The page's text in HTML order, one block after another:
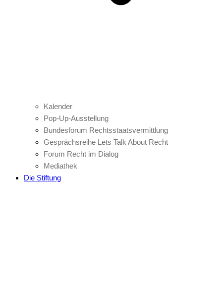
Kalender
Pop-Up-Ausstellung
Bundesforum Rechtsstaatsvermittlung
Gesprächsreihe Lets Talk About Recht
Forum Recht im Dialog
Mediathek
Die Stiftung